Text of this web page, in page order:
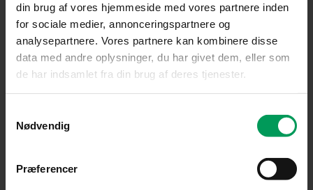
din brug af vores hjemmeside med vores partnere inden
for sociale medier, annonceringspartnere og
analysepartnere. Vores partnere kan kombinere disse
data med andre oplysninger, du har givet dem, eller som
de har indsamlet fra din brug af deres tjenester.
Nødvendig
Præferencer
Tilbehør til motorsave
Husqvarna C33 X-CUT 64 | .325″ | 1,3 mm | 38 cm
kr.229,00 inkl. moms